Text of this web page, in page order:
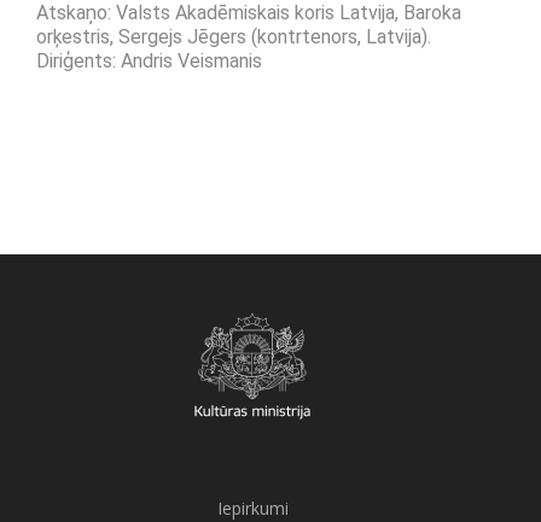
Atskaņo: Valsts Akadēmiskais koris Latvija, Baroka
orķestris, Sergejs Jēgers (kontrtenors, Latvija).
Diriģents: Andris Veismanis
Iepirkumi